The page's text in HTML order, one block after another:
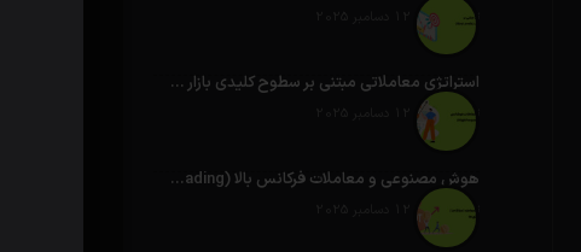
تاریخ انتشار: 12 دسامبر 2025
استراتژی معاملاتی مبتنی بر سطوح کلیدی بازار (Key Levels)
تاریخ انتشار: 12 دسامبر 2025
هوش مصنوعی و معاملات فرکانس بالا (High Frequency Trading)
تاریخ انتشار: 12 دسامبر 2025